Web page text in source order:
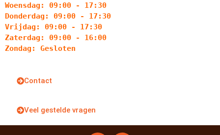
Woensdag: 09:00 - 17:30
Donderdag: 09:00 - 17:30
Vrijdag: 09:00 - 17:30
Zaterdag: 09:00 - 16:00
Zondag: Gesloten
Contact
Veel gestelde vragen